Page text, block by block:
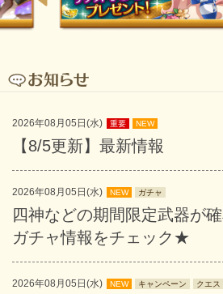
2026年08月05日(水) 重要 NEW
【8/5更新】最新情報
2026年08月05日(水) NEW ガチャ
四神などの期間限定武器が確
ガチャ情報をチェック★
2026年08月05日(水) NEW キャンペーン クエス